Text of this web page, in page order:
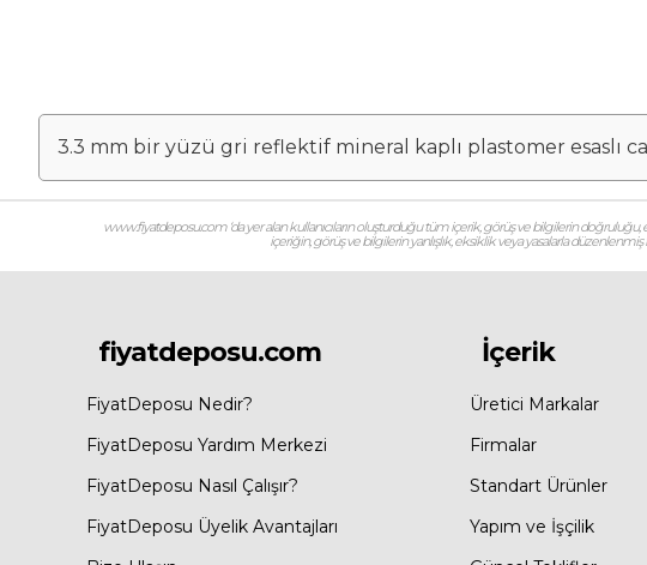
3.3 mm bir yüzü gri reflektif mineral kaplı plastomer esaslı
www.fiyatdeposu.com ‘da yer alan kullanıcıların oluşturduğu tüm içerik, görüş ve bilgilerin
içeriğin, görüş ve bilgilerin yanlışlık, eksiklik veya yasalarla
fiyatdeposu.com
FiyatDeposu Nedir?
FiyatDeposu Yardım Merkezi
FiyatDeposu Nasıl Çalışır?
FiyatDeposu Üyelik Avantajları
İçerik
Üretici Markalar
Firmalar
Standart Ürünler
Yapım ve İşçilik